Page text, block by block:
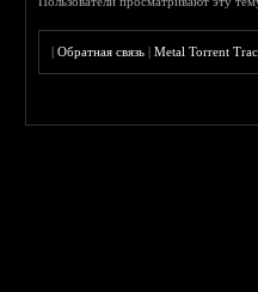
|Обратная связь |Metal Torrent